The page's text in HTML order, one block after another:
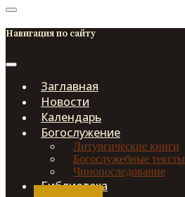
Навигация по сайту
Заглавная
Новости
Календарь
Богослужение
Литургические книги
Богослужебные тексты
Чинопоследование
Библиотека